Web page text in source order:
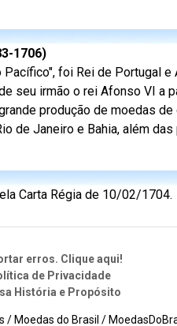
1706)
foi Rei de Portugal
seu irmão o rei Afonso VI a
produção de moedas
de Janeiro e Bahia, além
Carta Régia de 10/02/1704.
erros. Clique aqui!
de Privacidade
História e Propósito
/ Moedas do Brasil /